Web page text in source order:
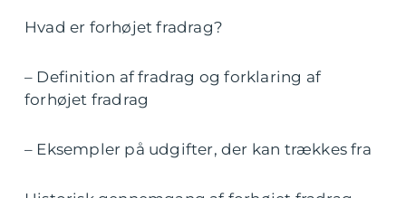
Hvad er forhøjet fradrag?
– Definition af fradrag og forklaring af
forhøjet fradrag
– Eksempler på udgifter, der kan trækkes fra